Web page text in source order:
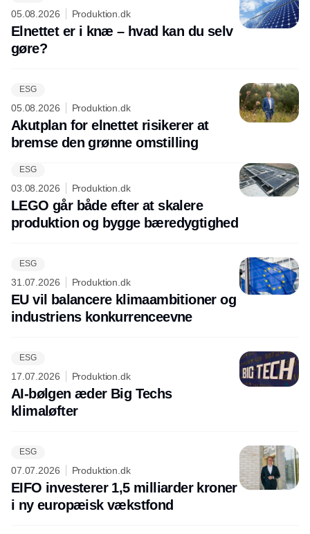
05.08.2026 Produktion.dk
Elnettet er i knæ – hvad kan du selv
gøre?
ESG
05.08.2026 Produktion.dk
Akutplan for elnettet risikerer at
bremse den grønne omstilling
ESG
03.08.2026 Produktion.dk
LEGO går både efter at skalere
produktion og bygge bæredygtighed
ESG
31.07.2026 Produktion.dk
EU vil balancere klimaambitioner og
industriens konkurrenceevne
ESG
17.07.2026 Produktion.dk
AI-bølgen æder Big Techs
klimaløfter
ESG
07.07.2026 Produktion.dk
EIFO investerer 1,5 milliarder kroner
i ny europæisk vækstfond